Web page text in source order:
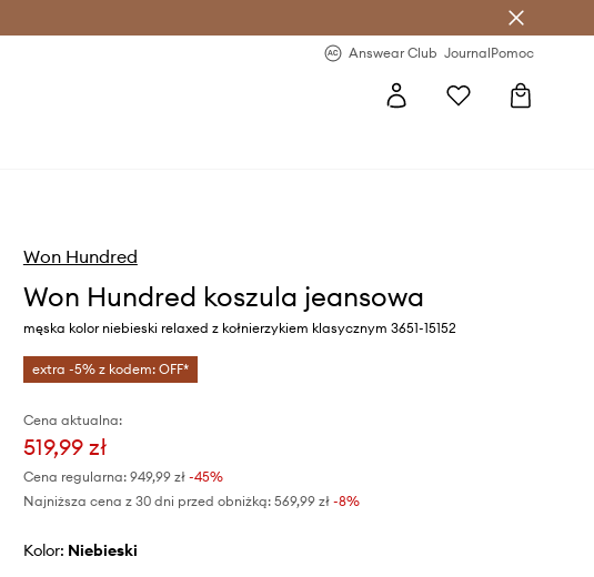
Answear Club JournalPomoc
Won Hundred
Won Hundred koszula jeansowa
męska kolor niebieski relaxed z kołnierzykiem klasycznym 3651-15152
extra -5% z kodem: OFF*
Cena aktualna:
519,99 zł
Cena regularna: 949,99 zł-45%
Najniższa cena z 30 dni przed obniżką: 569,99 zł -8%
Kolor: niebieski